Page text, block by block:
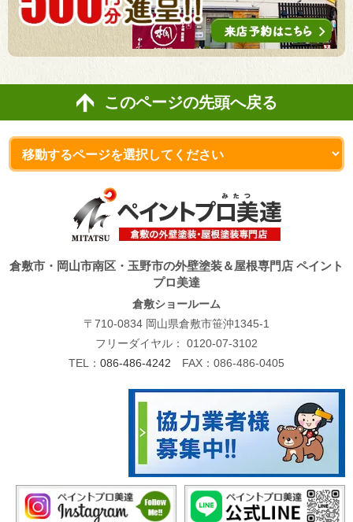
このページの先頭へ戻る
倉敷市・岡山市南区・玉野市の外壁塗装＆屋根専門店 ペイント
プロ美達
倉敷ショールーム
〒710-0834 岡山県倉敷市笹沖1345-1
フリーダイヤル： 0120-07-3102
TEL： 086-486-4242 FAX：086-486-0405